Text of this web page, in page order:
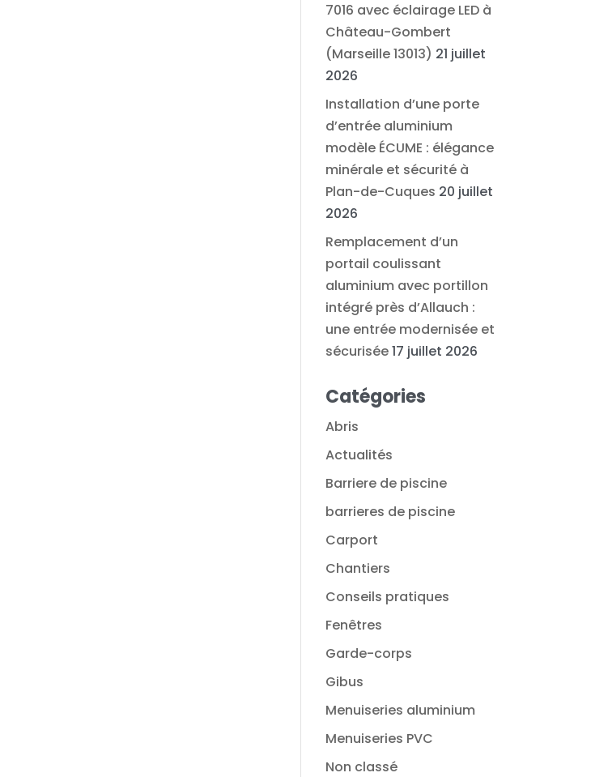
7016 avec éclairage LED à
Château-Gombert
(Marseille 13013) 21 juillet
2026
Installation d’une porte
d’entrée aluminium
modèle ÉCUME : élégance
minérale et sécurité à
Plan-de-Cuques 20 juillet
2026
Remplacement d’un
portail coulissant
aluminium avec portillon
intégré près d’Allauch :
une entrée modernisée et
sécurisée17 juillet 2026
Catégories
Abris
Actualités
Barriere de piscine
barrieres de piscine
Carport
Chantiers
Conseils pratiques
Fenêtres
Garde-corps
Gibus
Menuiseries aluminium
Menuiseries PVC
Non classé